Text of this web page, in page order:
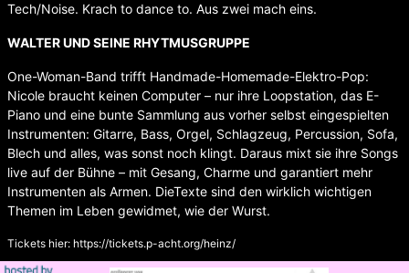
Tech/Noise. Krach to dance to. Aus zwei mach eins.
WALTER UND SEINE RHYTMUSGRUPPE
One-Woman-Band trifft Handmade-Homemade-Elektro-Pop:
Nicole braucht keinen Computer – nur ihre Loopstation, das E-
Piano und eine bunte Sammlung aus vorher selbst eingespielten
Instrumenten: Gitarre, Bass, Orgel, Schlagzeug, Percussion, Sofa,
Blech und alles, was sonst noch klingt. Daraus mixt sie ihre Songs
live auf der Bühne – mit Gesang, Charme und garantiert mehr
Instrumenten als Armen. DieTexte sind den wirklich wichtigen
Themen im Leben gewidmet, wie der Wurst.
Tickets hier: https://tickets.p-acht.org/heinz/